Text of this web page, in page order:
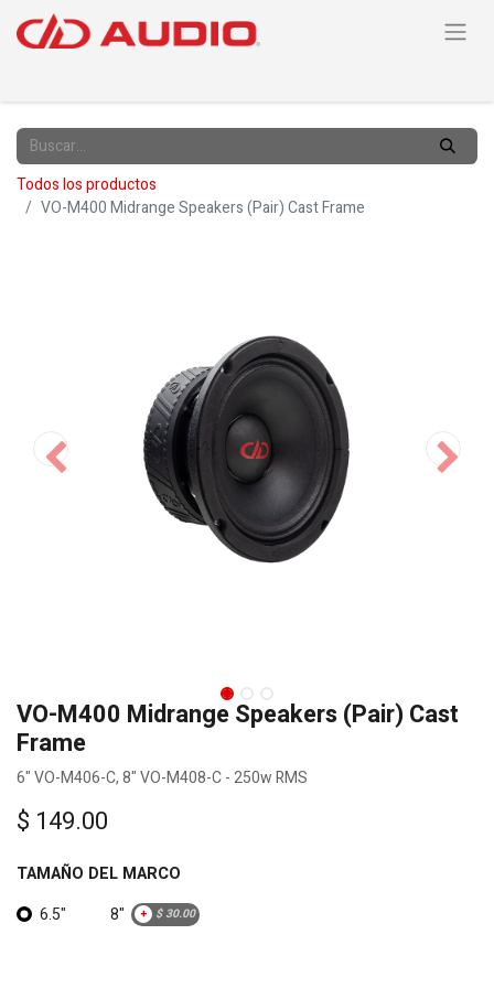
Todos los productos
VO-M400 Midrange Speakers (Pair) Cast Frame
VO-M400 Midrange Speakers (Pair) Cast
Frame
6" VO-M406-C, 8" VO-M408-C - 250w RMS
$ 149.00
TAMAÑO DEL MARCO
6.5"
8" + $ 30.00